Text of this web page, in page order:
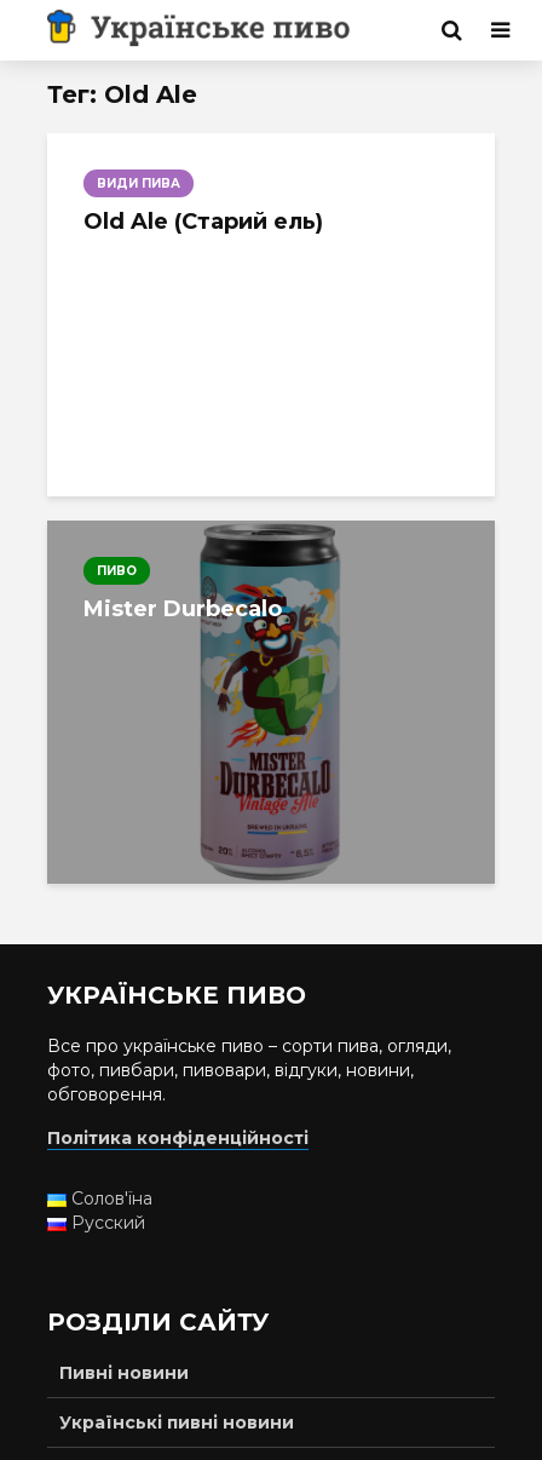
Тег: Old Ale
ВИДИ ПИВА
Old Ale (Старий ель)
ПИВО
Mister Durbecalo
УКРАЇНСЬКЕ ПИВО
Все про українське пиво – сорти пива, огляди,
фото, пивбари, пивовари, відгуки, новини,
обговорення.
Політика конфіденційності
Солов'їна
Русский
РОЗДІЛИ САЙТУ
Пивні новини
Українські пивні новини